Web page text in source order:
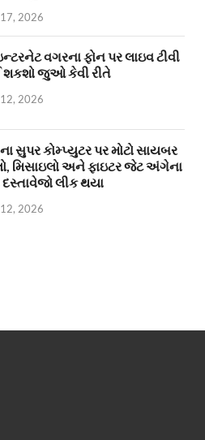
17, 2026
વગરના ફોન પર લાઇવ ટીવી
શકશો જુઓ કેવી રીતે
12, 2026
સુપર કોમ્પ્યુટર પર મોટો સાયબર
મિસાઇલો અને ફાઇટર જેટ અંગેના
લીક થયા
2026